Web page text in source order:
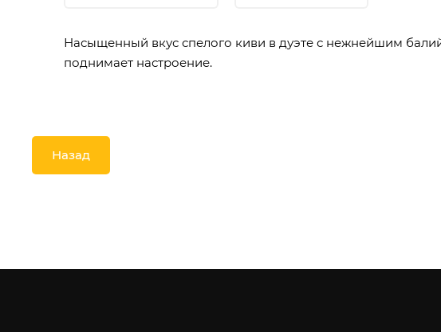
Насыщенный вкус спелого киви в дуэте с нежнейшим
поднимает настроение.
Назад